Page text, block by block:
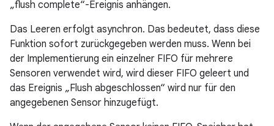
„flush complete“-Ereignis anhängen.
Das Leeren erfolgt asynchron. Das bedeutet, dass diese
Funktion sofort zurückgegeben werden muss. Wenn bei
der Implementierung ein einzelner FIFO für mehrere
Sensoren verwendet wird, wird dieser FIFO geleert und
das Ereignis „Flush abgeschlossen“ wird nur für den
angegebenen Sensor hinzugefügt.